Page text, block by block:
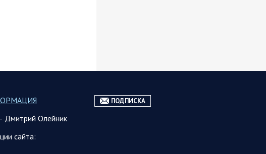
население приграничных
За прошедшие сутки армия трусов и
убийц, будучи не в силах ничего
Дмитрий Олейник
сайта:
ПОДПИСКА